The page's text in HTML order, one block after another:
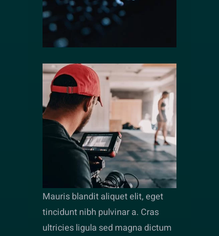
Mauris blandit aliquet elit, eget
tincidunt nibh pulvinar a. Cras
ultricies ligula sed magna dictum